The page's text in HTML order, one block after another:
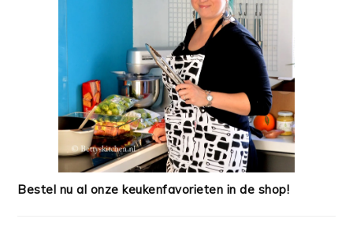
Bestel nu al onze keukenfavorieten in de shop!